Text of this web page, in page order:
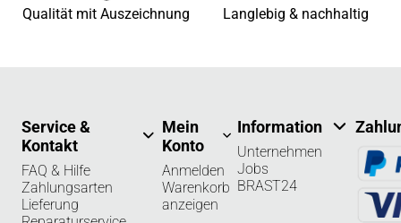
Qualität mit Auszeichnung Langlebig & nachhaltig
Service &
Kontakt
FAQ & Hilfe
Zahlungsarten
Lieferung
Mein
Konto
Anmelden
Warenkorb
anzeigen
Information
Unternehmen
Jobs
BRAST24